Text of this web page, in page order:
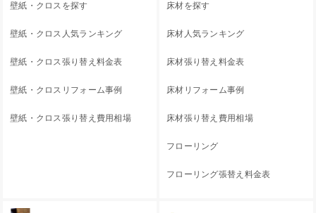
壁紙・クロスを探す
壁紙・クロス人気ランキング
壁紙・クロス張り替え料金表
壁紙・クロスリフォーム事例
壁紙・クロス張り替え費用相場
床材を探す
床材人気ランキング
床材張り替え料金表
床材リフォーム事例
床材張り替え費用相場
フローリング
フローリング張替え料金表